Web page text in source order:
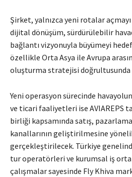
Şirket, yalnızca yeni rotalar
dijital dönüşüm, sürdürülebilir
bağlantı vizyonuyla büyümeyi
özellikle Orta Asya ile Avrupa
oluşturma stratejisi doğrultusunda
Yeni operasyon sürecinde
ve ticari faaliyetleri ise AVIAREPS
birliği kapsamında satış,
kanallarının geliştirilmesine
gerçekleştirilecek. Türkiye
tur operatörleri ve kurumsal iş
çalışmalar sayesinde Fly Khiva